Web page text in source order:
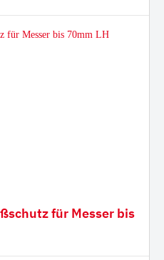
für Messer bis